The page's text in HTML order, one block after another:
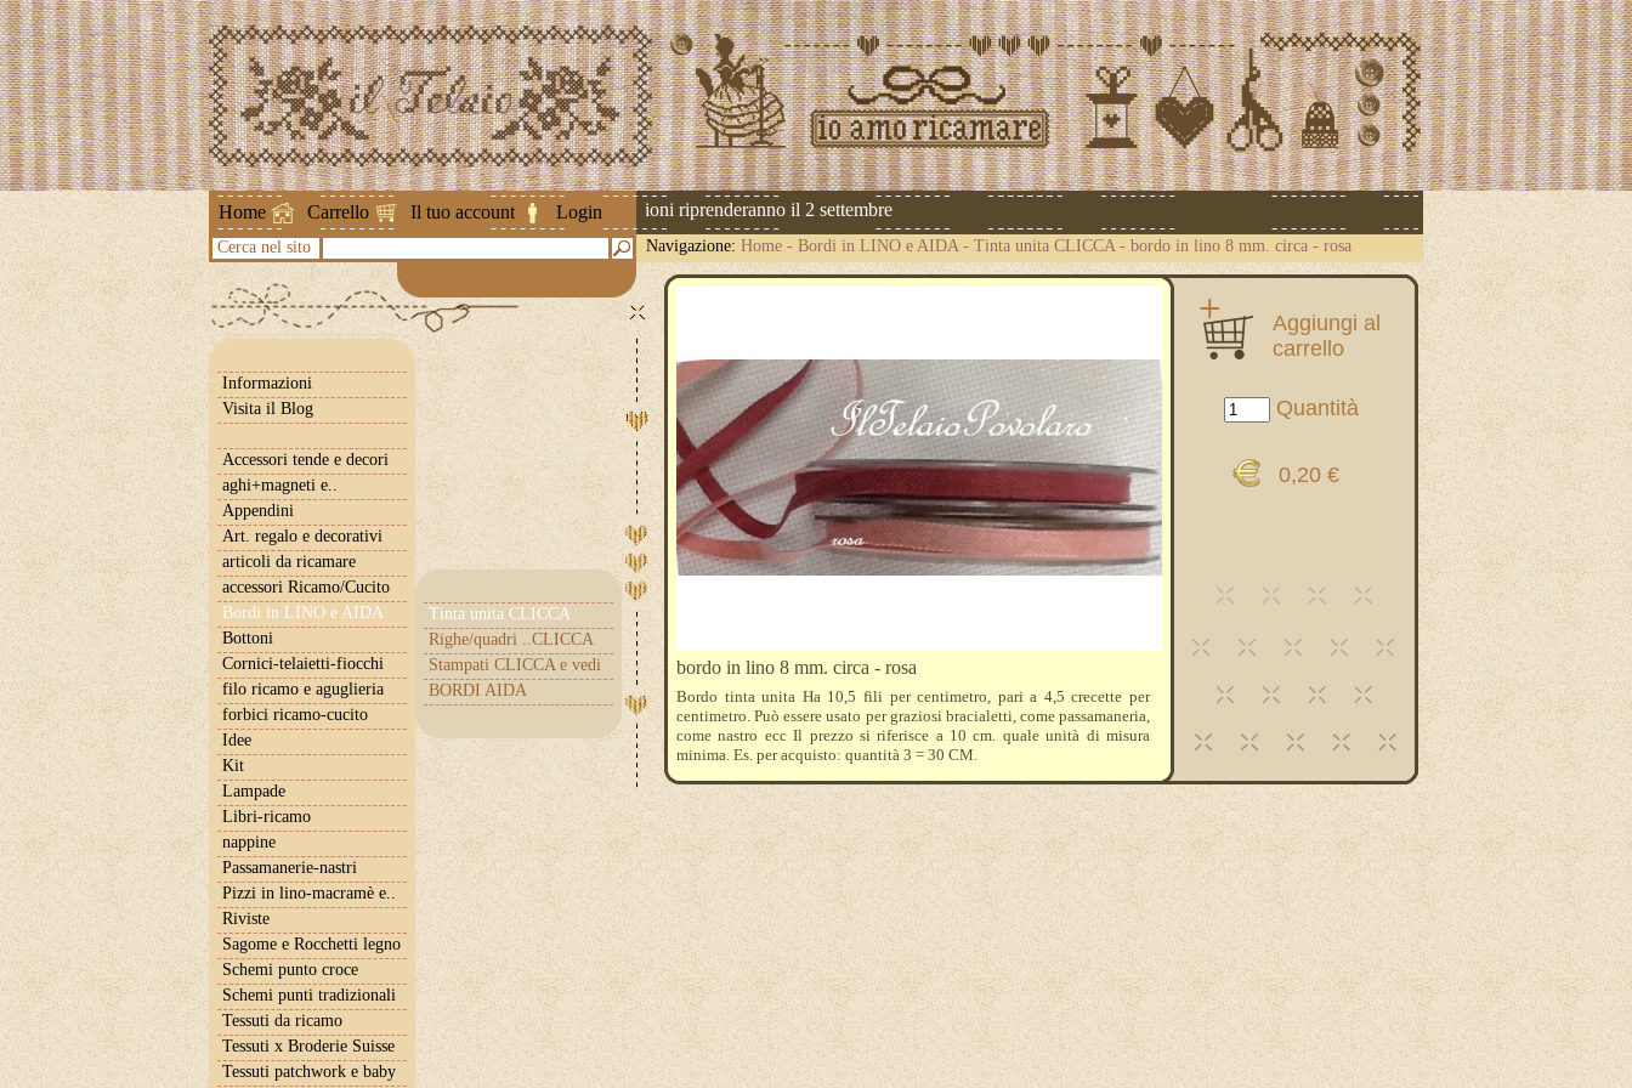
Home Carrello Il tuo account Login
Attenzione ! Le spedizioni riprenderanno il 2 settembre
Cerca nel sito Navigazione: Home - Bordi in LINO e AIDA- Tinta unita CLICCA- bordo in lino 8 mm. circa - rosa
Informazioni
Visita il Blog
Accessori tende e decori
aghi+magneti e..
Appendini
Art. regalo e decorativi
articoli da ricamare
accessori Ricamo/Cucito
Bordi in LINO e AIDA
Tinta unita CLICCA
Righe/quadri ..CLICCA
Stampati CLICCA e vedi
BORDI AIDA
Bottoni
Cornici-telaietti-fiocchi
filo ricamo e aguglieria
forbici ricamo-cucito
Idee
Kit
Lampade
Libri-ricamo
nappine
Passamanerie-nastri
Pizzi in lino-macramè e..
Riviste
Sagome e Rocchetti legno
Schemi punto croce
Schemi punti tradizionali
Tessuti da ricamo
Tessuti x Broderie Suisse
Tessuti patchwork e baby
Aggiungi al
carrello
Quantità
0,20 €
bordo in lino 8 mm. circa - rosa
Bordo tinta unita Ha 10,5 fili per centimetro, pari a 4,5 crecette per
centimetro. Può essere usato per graziosi bracialetti, come passamaneria,
come nastro ecc Il prezzo si riferisce a 10 cm. quale unità di misura
minima. Es. per acquisto: quantità 3 = 30 CM.